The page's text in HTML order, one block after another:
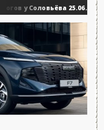
у Соловьёва 25.06.2026 -